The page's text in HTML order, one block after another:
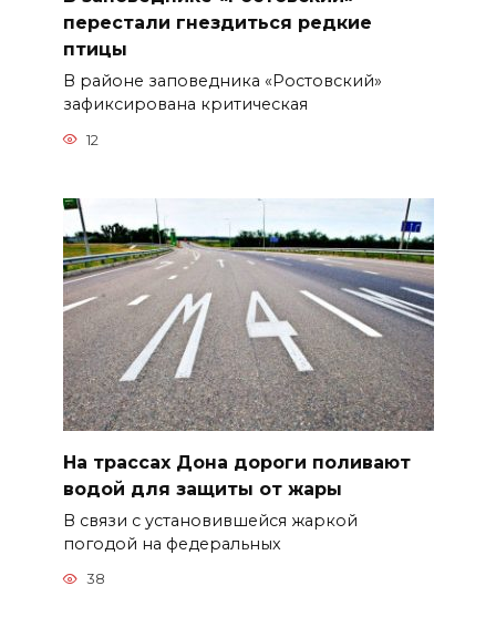
перестали гнездиться редкие
птицы
В районе заповедника «Ростовский»
зафиксирована критическая
12
На трассах Дона дороги поливают
водой для защиты от жары
В связи с установившейся жаркой
погодой на федеральных
38